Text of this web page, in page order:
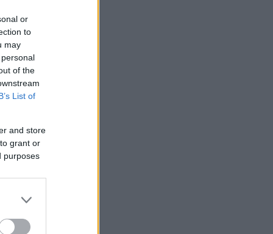
or
to
may
of the
List of
and store
grant or
purposes